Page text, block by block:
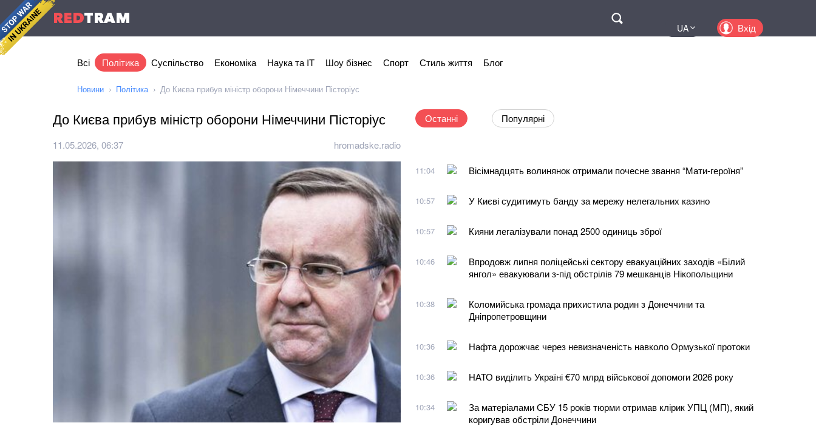
REDTRAM
UA
Вхід
Всі Політика Суспільство Економіка Наука та IT Шоу бізнес Спорт Стиль життя Блог
Новини Політика До Києва прибув міністр оборони Німеччини Пісторіус
До Києва прибув міністр оборони Німеччини Пісторіус
11.05.2026, 06:37 hromadske.radio
Останні Популярні
11:04 Вісімнадцять волинянок отримали почесне звання “Мати-героїня”
10:57 У Києві судитимуть банду за мережу нелегальних казино
10:57 Кияни легалізували понад 2500 одиниць зброї
10:46
Впродовж липня поліцейські сектору евакуаційних заходів «Білий
янгол» евакуювали з-під обстрілів 79 мешканців Нікопольщини
10:38
Коломийська громада прихистила родин з Донеччини та
Дніпропетровщини
10:36 Нафта дорожчає через невизначеність навколо Ормузької протоки
10:36 НАТО виділить Україні €70 млрд військової допомоги 2026 року
10:34
За матеріалами СБУ 15 років тюрми отримав клірик УПЦ (МП), який
коригував обстріли Донеччини